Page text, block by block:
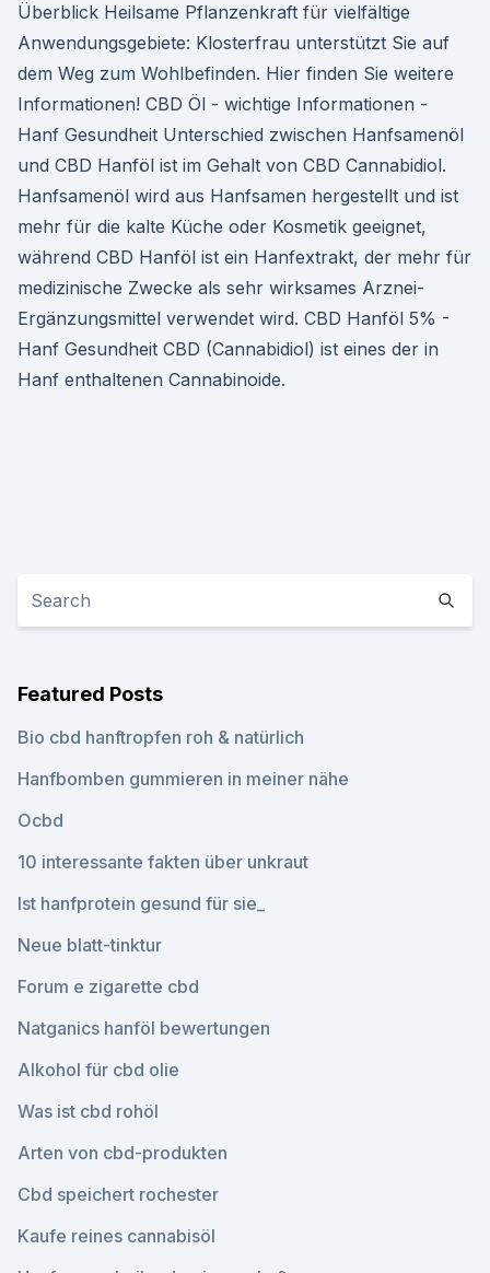
Überblick Heilsame Pflanzenkraft für vielfältige
Anwendungsgebiete: Klosterfrau unterstützt Sie auf
dem Weg zum Wohlbefinden. Hier finden Sie weitere
Informationen! CBD Öl - wichtige Informationen -
Hanf Gesundheit Unterschied zwischen Hanfsamenöl
und CBD Hanföl ist im Gehalt von CBD Cannabidiol.
Hanfsamenöl wird aus Hanfsamen hergestellt und ist
mehr für die kalte Küche oder Kosmetik geeignet,
während CBD Hanföl ist ein Hanfextrakt, der mehr für
medizinische Zwecke als sehr wirksames Arznei-
Ergänzungsmittel verwendet wird. CBD Hanföl 5% -
Hanf Gesundheit CBD (Cannabidiol) ist eines der in
Hanf enthaltenen Cannabinoide.
Featured Posts
Bio cbd hanftropfen roh & natürlich
Hanfbomben gummieren in meiner nähe
Ocbd
10 interessante fakten über unkraut
Ist hanfprotein gesund für sie_
Neue blatt-tinktur
Forum e zigarette cbd
Natganics hanföl bewertungen
Alkohol für cbd olie
Was ist cbd rohöl
Arten von cbd-produkten
Cbd speichert rochester
Kaufe reines cannabisöl